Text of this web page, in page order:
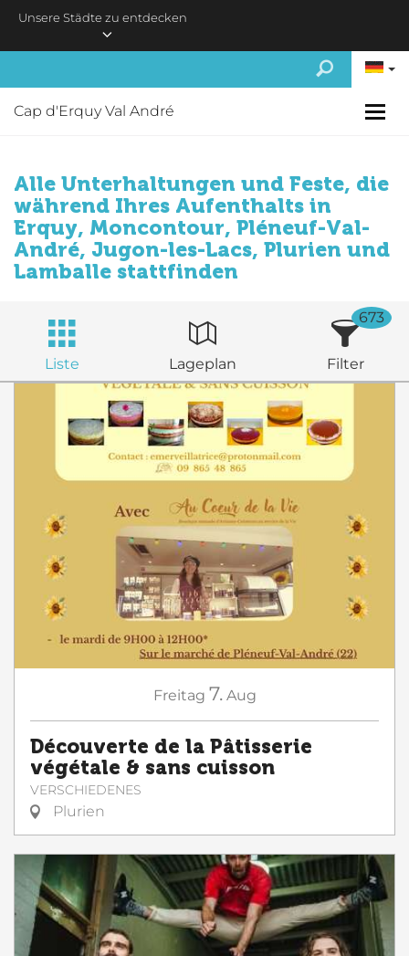
Skip to main content
Unsere Städte zu entdecken
Cap d'Erquy Val André
Alle Unterhaltungen und Feste, die
während Ihres Aufenthalts in
Erquy, Moncontour, Pléneuf-Val-
André, Jugon-les-Lacs, Plurien und
Lamballe stattfinden
Liste Lageplan Filter
673
Freitag 7. Aug
Découverte de la Pâtisserie
végétale & sans cuisson
VERSCHIEDENES
Plurien